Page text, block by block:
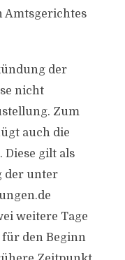
Amtsgerichtes
der
nicht
Zum
auch die
gilt als
der unter
weitere Tage
den Beginn